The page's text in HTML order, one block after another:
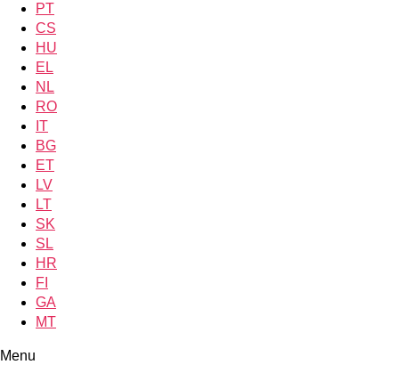
PT
CS
HU
EL
NL
RO
IT
BG
ET
LV
LT
SK
SL
HR
FI
GA
MT
Menu